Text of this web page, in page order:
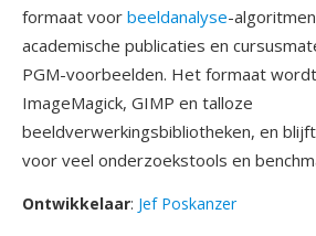
formaat voor beeldanalyse-
academische publicaties en
PGM-voorbeelden. Het formaat
ImageMagick, GIMP en talloze
beeldverwerkingsbibliotheken, en
voor veel onderzoekstools en
Ontwikkelaar: Jef Poskanzer